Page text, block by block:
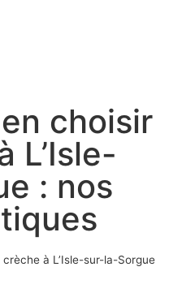
choisir
L’Isle-
: nos
à L’Isle-sur-la-Sorgue